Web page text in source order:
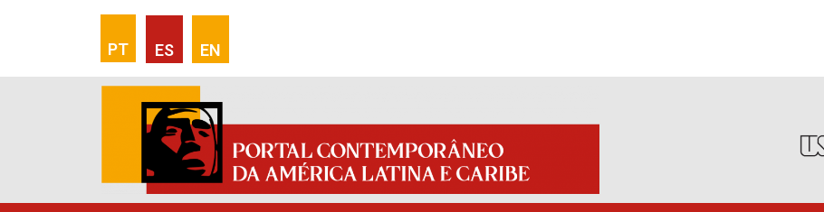
PT ES EN